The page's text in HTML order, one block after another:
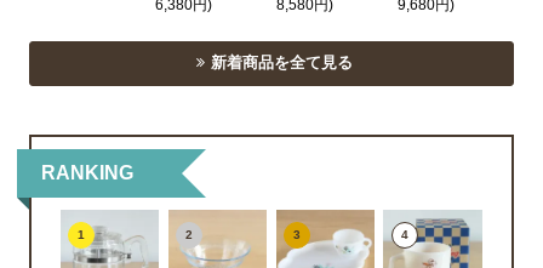
6,380円) 8,580円) 9,680円)
新着商品を全て見る
RANKING
1 2 3 4